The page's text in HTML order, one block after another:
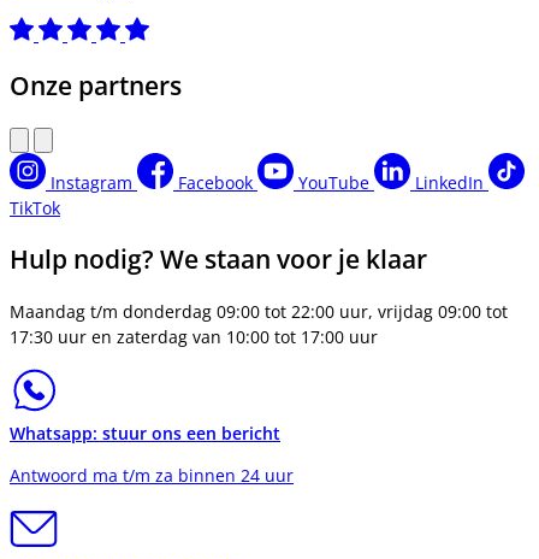
Onze partners
Instagram Facebook YouTube
LinkedIn
TikTok
Hulp nodig? We staan voor je klaar
Maandag t/m donderdag 09:00 tot 22:00 uur, vrijdag 09:00 tot
17:30 uur en zaterdag van 10:00 tot 17:00 uur
Whatsapp: stuur ons een bericht
Antwoord ma t/m za binnen 24 uur